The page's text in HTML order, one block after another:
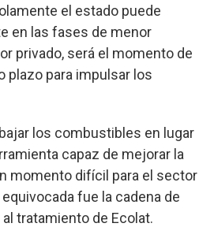
el estado puede
en las fases de menor
privado, será el momento de
plazo para impulsar los
los combustibles en lugar
capaz de mejorar la
momento difícil para el sector
fue la cadena de
tratamiento de Ecolat.